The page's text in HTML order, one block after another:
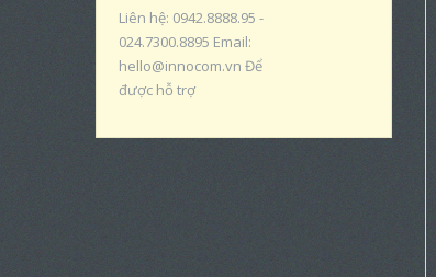
Liên hệ: 0942.8888.95 -
024.7300.8895 Email:
hello@innocom.vn Để
được hỗ trợ